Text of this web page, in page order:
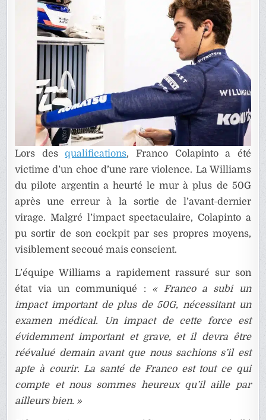
Lors desqualifications, Franco Colapinto a été
victime d’un choc d’une rare violence. La Williams
du pilote argentin a heurté le mur à plus de 50G
après une erreur à la sortie de l’avant-dernier
virage. Malgré l’impact spectaculaire, Colapinto a
pu sortir de son cockpit par ses propres moyens,
visiblement secoué mais conscient.
L’équipe Williams a rapidement rassuré sur son
état via un communiqué : « Franco a subi un
impact important de plus de 50G, nécessitant un
examen médical. Un impact de cette force est
évidemment important et grave, et il devra être
réévalué demain avant que nous sachions s’il est
apte à courir. La santé de Franco est tout ce qui
compte et nous sommes heureux qu’il aille par
ailleurs bien. »